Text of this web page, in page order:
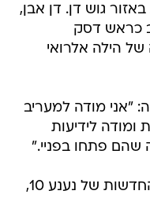
גוש דן. דן אבן,
כראש דסק
של הילה אלרואי
"אני מודה למעריב
לידיעות
שהם פתחו בפניי."
ועוד כתבים בתזוזה: למערכת החדשות של נענע 10,